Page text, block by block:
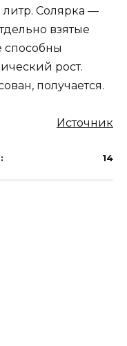
литр. Солярка —
взятые
способны
рост.
получается.
Источник
14